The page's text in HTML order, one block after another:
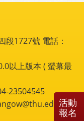
段1727號 電話：
以上版本 ( 螢幕最
23504545
活動
報名